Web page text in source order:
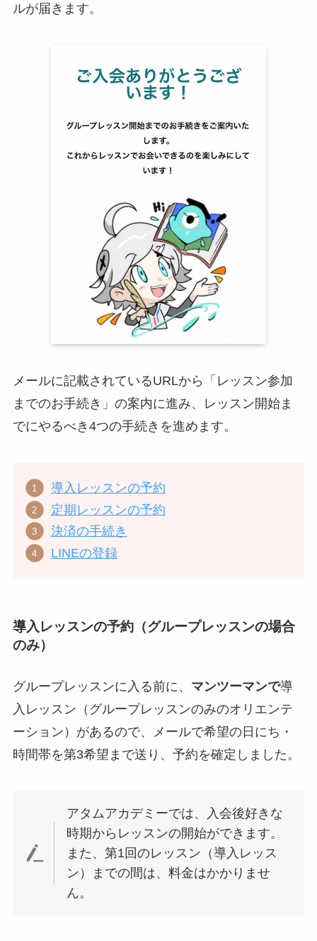
ルが届きます。
メールに記載されているURLから「レッスン参加
までのお手続き」の案内に進み、レッスン開始ま
でにやるべき4つの手続きを進めます。
導入レッスンの予約
定期レッスンの予約
決済の手続き
LINEの登録
導入レッスンの予約（グループレッスンの場合
のみ）
グループレッスンに入る前に、 マンツーマンで導
入レッスン（グループレッスンのみのオリエンテ
ーション）があるので、メールで希望の日にち・
時間帯を第3希望まで送り、予約を確定しました。
アタムアカデミーでは、入会後好きな
時期からレッスンの開始ができます。
また、第1回のレッスン（導入レッス
ン）までの間は、料金はかかりませ
ん。